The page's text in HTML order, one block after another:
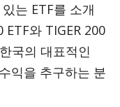
는 ETF를 소개
ETF와 TIGER 200
국의 대표적인
익을 추구하는 분